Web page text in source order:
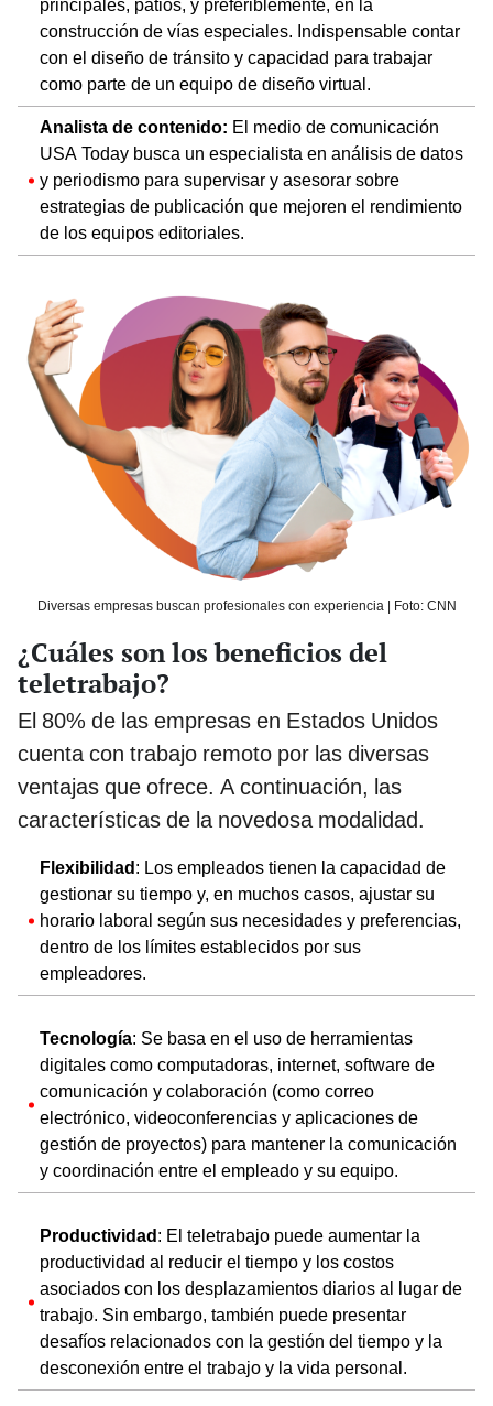
principales, patios, y preferiblemente, en la
construcción de vías especiales. Indispensable contar
con el diseño de tránsito y capacidad para trabajar
como parte de un equipo de diseño virtual.
Analista de contenido: El medio de comunicación
USA Today busca un especialista en análisis de datos
y periodismo para supervisar y asesorar sobre
estrategias de publicación que mejoren el rendimiento
de los equipos editoriales.
Diversas empresas buscan profesionales con experiencia | Foto: CNN
¿Cuáles son los beneficios del
teletrabajo?
El 80% de las empresas en Estados Unidos
cuenta con trabajo remoto por las diversas
ventajas que ofrece. A continuación, las
características de la novedosa modalidad.
Flexibilidad : Los empleados tienen la capacidad de
gestionar su tiempo y, en muchos casos, ajustar su
horario laboral según sus necesidades y preferencias,
dentro de los límites establecidos por sus
empleadores.
Tecnología: Se basa en el uso de herramientas
digitales como computadoras, internet, software de
comunicación y colaboración (como correo
electrónico, videoconferencias y aplicaciones de
gestión de proyectos) para mantener la comunicación
y coordinación entre el empleado y su equipo.
Productividad : El teletrabajo puede aumentar la
productividad al reducir el tiempo y los costos
asociados con los desplazamientos diarios al lugar de
trabajo. Sin embargo, también puede presentar
desafíos relacionados con la gestión del tiempo y la
desconexión entre el trabajo y la vida personal.